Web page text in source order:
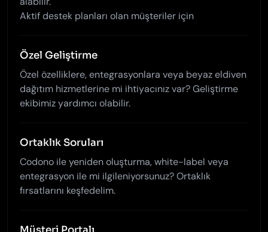
Aktif destek planları olan müşteriler için
Özel Geliştirme
Özel özelliklere, entegrasyonlara veya beyaz eldiven
dağıtım hizmetlerine mi ihtiyacınız var? Geliştirme
ekibimiz yardımcı olabilir.
Ortaklık Soruları
Codono ile yeniden oluşturma, white-label veya
entegrasyon ile mi ilgileniyorsunuz? Ortaklık
fırsatlarını keşfedelim.